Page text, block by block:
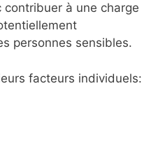
à une charge
personnes sensibles.
facteurs individuels: